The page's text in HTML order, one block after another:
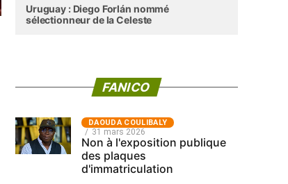
Uruguay : Diego Forlán nommé
sélectionneur de la Celeste
FANICO
‎DAOUDA COULIBALY
31 mars 2026
Non à l'exposition publique
des plaques
d'immatriculation